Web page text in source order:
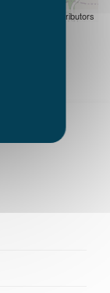
contributors